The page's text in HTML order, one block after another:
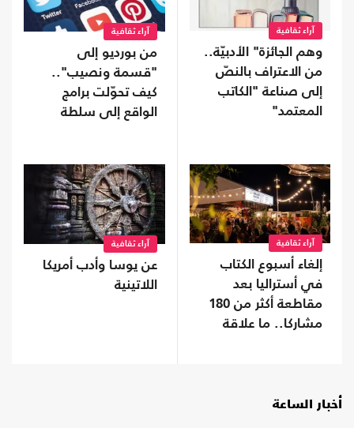
آراء ثقافية
وهم الجائزة" الأدبيّة..
من الاعتراف بالنصّ
إلى صناعة "الكاتب
المعتمد"
آراء ثقافية
من بورديو إلى
"قسمة ونصيب"..
كيف تحوّلت برامج
الواقع إلى سلطة
آراء ثقافية
إلغاء أسبوع الكتاب
في أستراليا بعد
مقاطعة أكثر من 180
مشاركا.. ما علاقة
آراء ثقافية
عن يوسا وأدب أمريكا
اللاتينية
أخبار الساعة